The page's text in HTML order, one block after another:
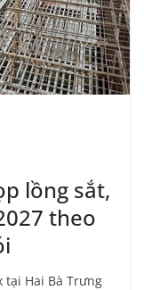
lồng sắt,
theo
tại Hai Bà Trưng